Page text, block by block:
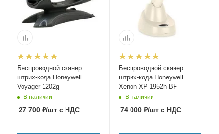
Беспроводной сканер
штрих-кода Honeywell
Voyager 1202g
В наличии
27 700 ₽/шт с НДС
Беспроводной сканер
штрих-кода Honeywell
Xenon XP 1952h-BF
В наличии
74 000₽/штс НДС